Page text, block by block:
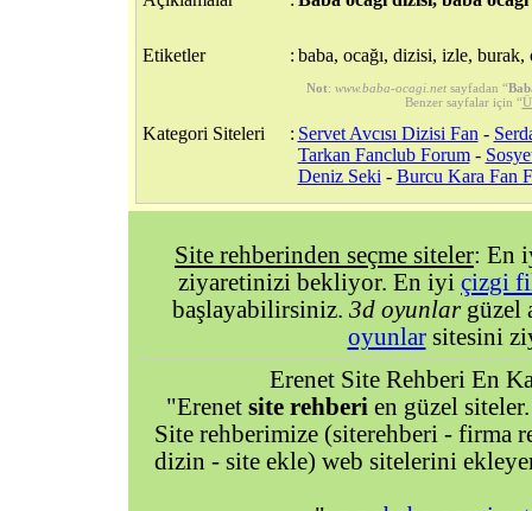
Etiketler : baba, ocağı, dizisi, izle,
Not: www.baba-ocagi.net sayfadan “
Benzer sayfalar için “
Kategori Siteleri : Servet Avcısı Dizisi Fan -
Tarkan Fanclub Forum-
Deniz Seki - Burcu Kara Fan
Site rehberinden seçme siteler: En
ziyaretinizi bekliyor. En iyi çizgi
başlayabilirsiniz. 3d oyunlargüzel
oyunlarsitesini
Erenet Site Rehberi En
"Erenet site rehberi en güzel
Site rehberimize (siterehberi - firma
dizin - site ekle) web sitelerini